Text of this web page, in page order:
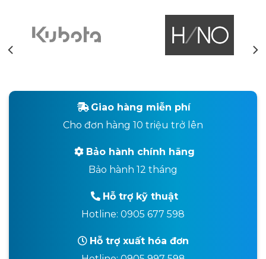
Giao hàng miễn phí
Cho đơn hàng 10 triệu trở lên
Bảo hành chính hãng
Bảo hành 12 tháng
Hỗ trợ kỹ thuật
Hotline: 0905 677 598
Hỗ trợ xuất hóa đơn